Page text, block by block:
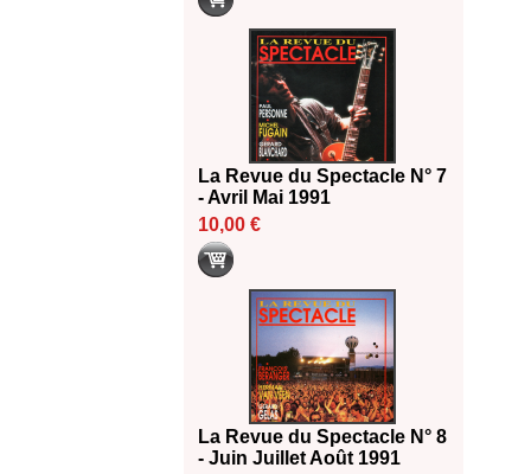
La Revue du Spectacle N° 7
- Avril Mai 1991
10,00 €
La Revue du Spectacle N° 8
- Juin Juillet Août 1991